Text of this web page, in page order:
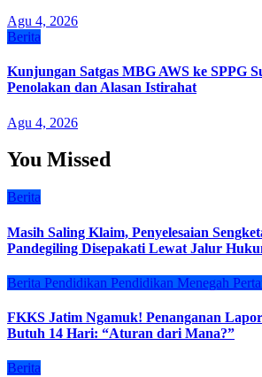
Agu 4, 2026
Berita
Kunjungan Satgas MBG AWS ke SPPG
Penolakan dan Alasan Istirahat
Agu 4, 2026
You Missed
Berita
Masih Saling Klaim, Penyelesaian
Pandegiling Disepakati Lewat Jalur
Berita Pendidikan Pendidikan Menegah
FKKS Jatim Ngamuk! Penanganan
Butuh 14 Hari: “Aturan dari Mana?”
Berita